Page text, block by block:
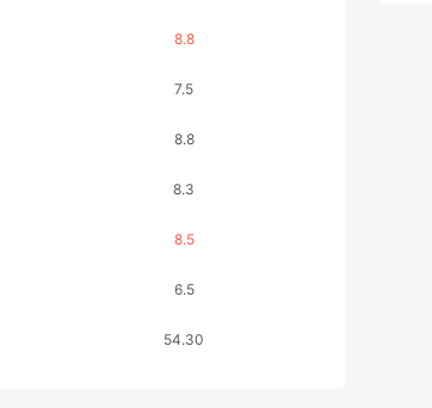
8.8
7.5
8.8
8.3
8.5
6.5
54.30